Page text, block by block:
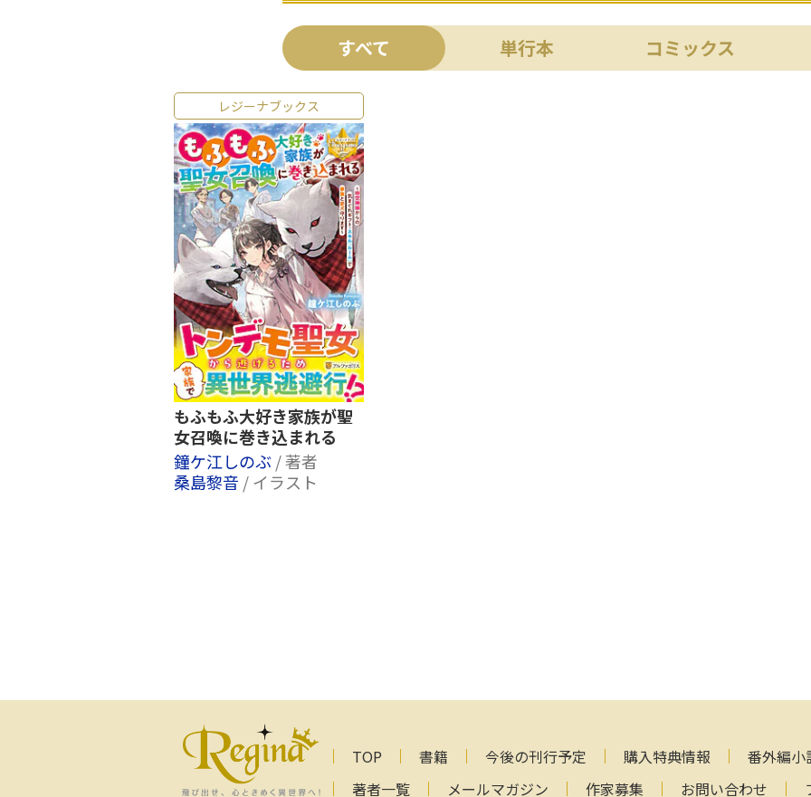
すべて 単行本 コミックス
レジーナブックス
もふもふ大好き家族が聖
女召喚に巻き込まれる
鐘ケ江しのぶ/ 著者
桑島黎音 / イラスト
TOP 書籍 今後の刊行予定 購入特典情報
番外編小
著者一覧
メールマガジン 作家募集 お問い合わせ